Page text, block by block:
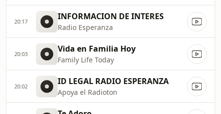
20:17 INFORMACION DE INTERES
Radio Esperanza
20:03 Vida en Familia Hoy
Family Life Today
20:02 ID LEGAL RADIO ESPERANZA
Apoya el Radioton